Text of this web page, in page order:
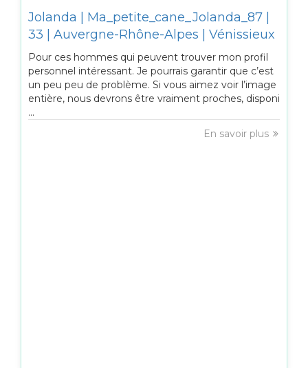
Jolanda | Ma_petite_cane_Jolanda_87 |
33 | Auvergne-Rhône-Alpes | Vénissieux
Pour ces hommes qui peuvent trouver mon profil
personnel intéressant. Je pourrais garantir que c’est
un peu peu de problème. Si vous aimez voir l’image
entière, nous devrons être vraiment proches, disponi
...
En savoir plus